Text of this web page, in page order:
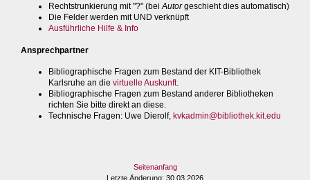
Rechtstrunkierung mit "?" (bei Autorgeschieht dies automatisch)
Die Felder werden mit UND verknüpft
Ausführliche Hilfe & Info
Ansprechpartner
Bibliographische Fragen zum Bestand der KIT-Bibliothek
Karlsruhe an die virtuelle Auskunft.
Bibliographische Fragen zum Bestand anderer Bibliotheken
richten Sie bitte direkt an diese.
Technische Fragen: Uwe Dierolf, kvkadmin@bibliothek.kit.edu
Seitenanfang
Letzte Änderung: 30.03.2026